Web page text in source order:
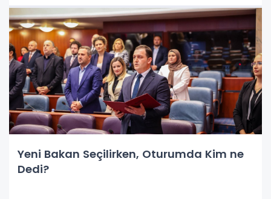
Yeni Bakan Seçilirken, Oturumda Kim ne
Dedi?